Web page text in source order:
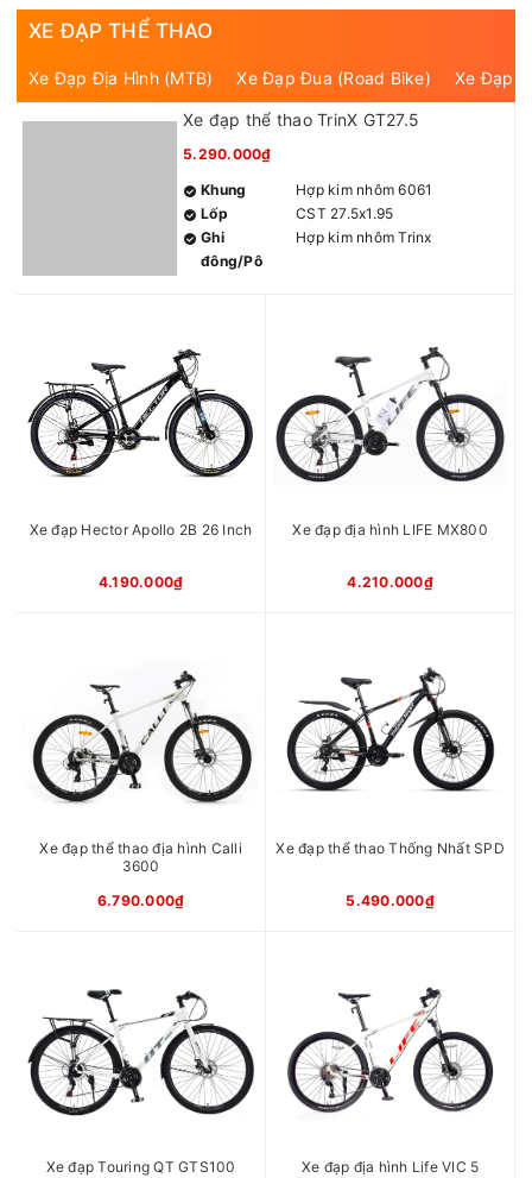
XE ĐẠP THỂ THAO
Xe Đạp Địa Hình (MTB) Xe Đạp Đua (Road Bike) Xe Đạp
Xe đạp thể thao TrinX GT27.5
5.290.000₫
Khung
Hợp kim nhôm 6061
Lốp
CST 27.5x1.95
Ghi
đông/Pô
Hợp kim nhôm Trinx
Trinx 24/34/42T
Trục giữa
Bạc đạn
Phanh
Phanh đĩa cơ thể thao
Vành
Hợp kim nhôm 2 lớp Trinx
Chiều cao
1m55– 1m80
Màu sắc
Xanh lục Đen, Ghi Đen Cam,
Xe đạp Hector Apollo 2B 26 Inch
4.190.000₫
Xe đạp địa hình LIFE MX800
4.210.000₫
Xe đạp thể thao địa hình Calli
3600
6.790.000₫
Xe đạp thể thao Thống Nhất SPD
5.490.000₫
Xe đạp Touring QT GTS100 Xe đạp địa hình Life VIC 5